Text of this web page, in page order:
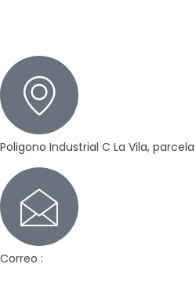
Poligono Industrial C La Vila,
Correo :